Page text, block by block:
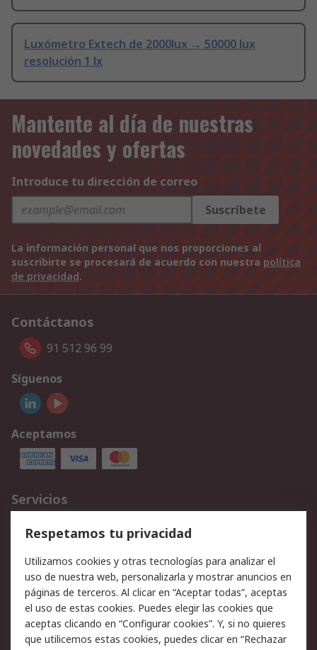
Luxómetro Extech de 2000lux → 50000 lux
resolución 1 lx
Mantente al día de nuestras
novedades y ofertas
Introduce tu dirección de correo
Suscríbete
La información personal que nos proporciones al
suscribirte se procesará de acuerdo con nuestra política
de privacidad.
Contáctanos
91 512 96 99
Síguenos
Aceptamos
Servicios
Cómo realizar pedidos
Devoluciones
Facturación y pago
Ofertas
Soporte técnico
Legal
Aviso legal
Política de privacidad -
Actualizada
Respetamos tu privacidad
Utilizamos cookies y otras tecnologías para analizar el
uso de nuestra web, personalizarla y mostrar anuncios en
páginas de terceros. Al clicar en “Aceptar todas”, aceptas
el uso de estas cookies. Puedes elegir las cookies que
aceptas clicando en “Configurar cookies”. Y, si no quieres
que utilicemos estas cookies, puedes clicar en “Rechazar